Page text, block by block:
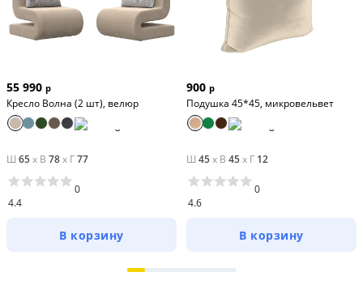
55 990 р
Кресло Волна (2 шт), велюр
Ш 65x В 78x Г77
4.4
0
В корзину
900 р
Подушка 45*45, микровельвет
Ш 45x В 45x Г 12
4.6
0
В корзину